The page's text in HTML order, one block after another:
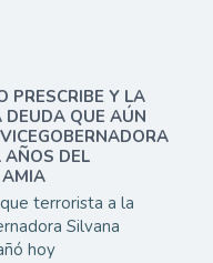
PRESCRIBE Y LA
QUE AÚN
AÑOS DEL
terrorista a la
Silvana
hoy